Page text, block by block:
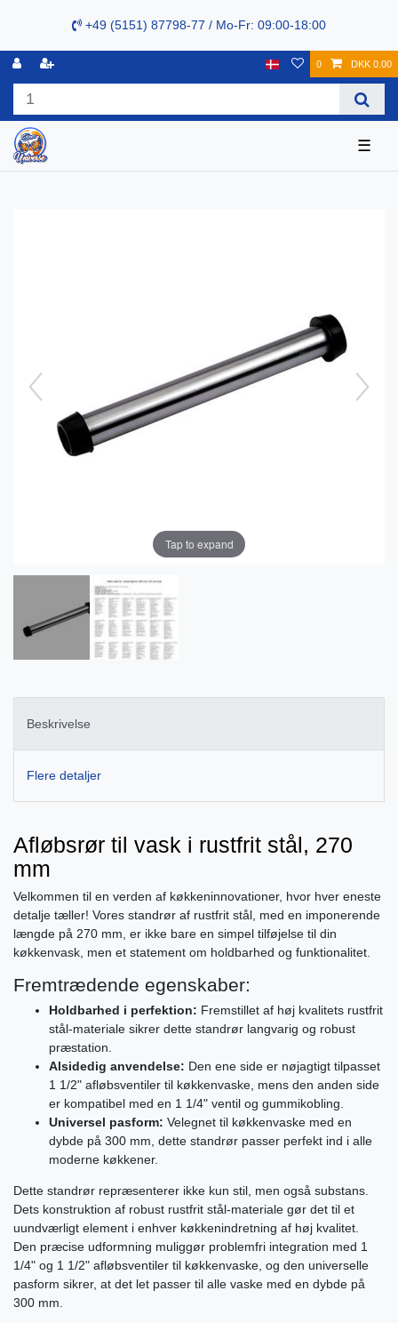
+49 (5151) 87798-77 / Mo-Fr: 09:00-18:00
0 DKK 0.00
☰
Tap to expand
Beskrivelse
Flere detaljer
Afløbsrør til vask i rustfrit stål, 270
mm
Velkommen til en verden af køkkeninnovationer, hvor hver eneste
detalje tæller! Vores standrør af rustfrit stål, med en imponerende
længde på 270 mm, er ikke bare en simpel tilføjelse til din
køkkenvask, men et statement om holdbarhed og funktionalitet.
Fremtrædende egenskaber:
Holdbarhed i perfektion: Fremstillet af høj kvalitets rustfrit
stål-materiale sikrer dette standrør langvarig og robust
præstation.
Alsidedig anvendelse: Den ene side er nøjagtigt tilpasset
1 1/2" afløbsventiler til køkkenvaske, mens den anden side
er kompatibel med en 1 1/4" ventil og gummikobling.
Universel pasform: Velegnet til køkkenvaske med en
dybde på 300 mm, dette standrør passer perfekt ind i alle
moderne køkkener.
Dette standrør repræsenterer ikke kun stil, men også substans.
Dets konstruktion af robust rustfrit stål-materiale gør det til et
uundværligt element i enhver køkkenindretning af høj kvalitet.
Den præcise udformning muliggør problemfri integration med 1
1/4" og 1 1/2" afløbsventiler til køkkenvaske, og den universelle
pasform sikrer, at det let passer til alle vaske med en dybde på
300 mm.